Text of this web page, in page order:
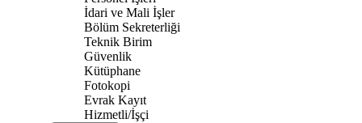
İdari ve Mali İşler
Bölüm Sekreterliği
Teknik Birim
Güvenlik
Kütüphane
Fotokopi
Evrak Kayıt
Hizmetli/İşçi